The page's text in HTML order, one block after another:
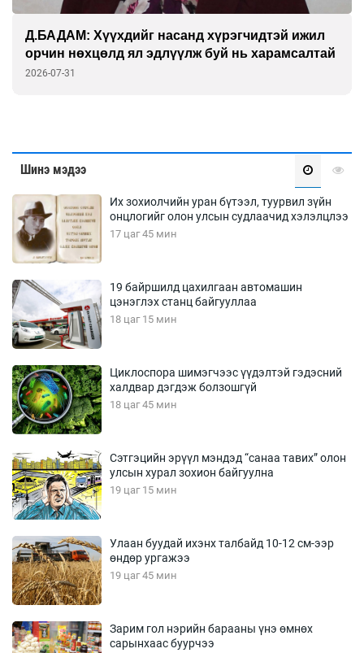
Д.БАДАМ: Хүүхдийг насанд хүрэгчидтэй ижил
орчин нөхцөлд ял эдлүүлж буй нь харамсалтай
2026-07-31
Шинэ мэдээ
Их зохиолчийн уран бүтээл, туурвил зүйн
онцлогийг олон улсын судлаачид хэлэлцлээ
17 цаг 45 мин
19 байршилд цахилгаан автомашин
цэнэглэх станц байгууллаа
18 цаг 15 мин
Циклоспора шимэгчээс үүдэлтэй гэдэсний
халдвар дэгдэж болзошгүй
18 цаг 45 мин
Сэтгэцийн эрүүл мэндэд “санаа тавих” олон
улсын хурал зохион байгуулна
19 цаг 15 мин
Улаан буудай ихэнх талбайд 10-12 см-ээр
өндөр ургажээ
19 цаг 45 мин
Зарим гол нэрийн барааны үнэ өмнөх
сарынхаас буурчээ